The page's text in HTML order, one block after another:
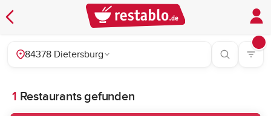
84378 Dietersburg
1 Restaurants gefunden